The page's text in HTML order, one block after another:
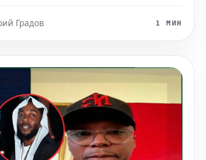
знаменует собой
Градов 1 МИН